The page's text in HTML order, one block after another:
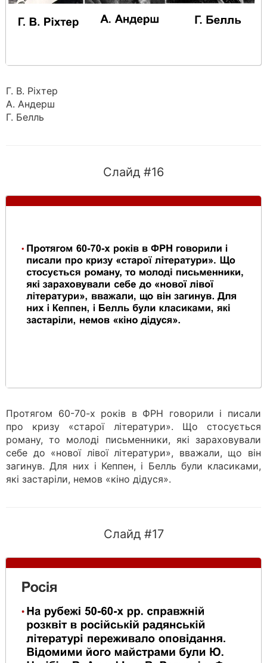
Г. В. Ріхтер
А. Андерш
Г. Белль
Слайд #16
Протягом 60-70-х років в ФРН говорили і писали
про кризу «старої літератури». Що стосується
роману, то молоді письменники, які зараховували
себе до «нової лівої літератури», вважали, що він
загинув. Для них і Кеппен, і Белль були класиками,
які застаріли, немов «кіно дідуся».
Слайд #17